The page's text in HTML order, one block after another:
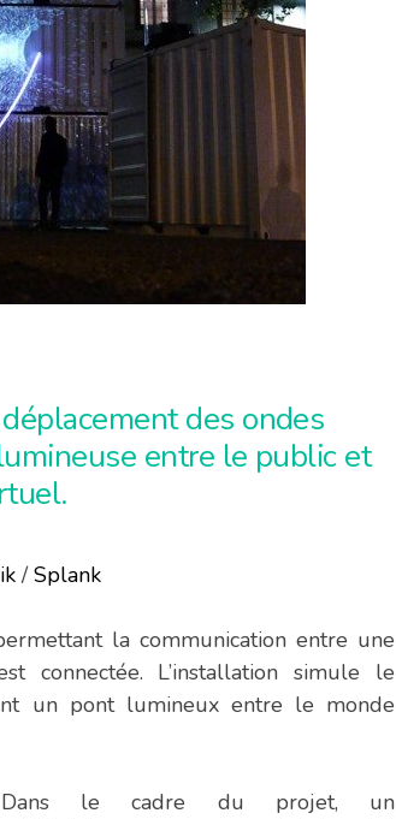
des ondes
entre le public et
/Splank
la communication entre une
L’installation simule le
un pont lumineux entre le monde
Dans le cadre du projet, un